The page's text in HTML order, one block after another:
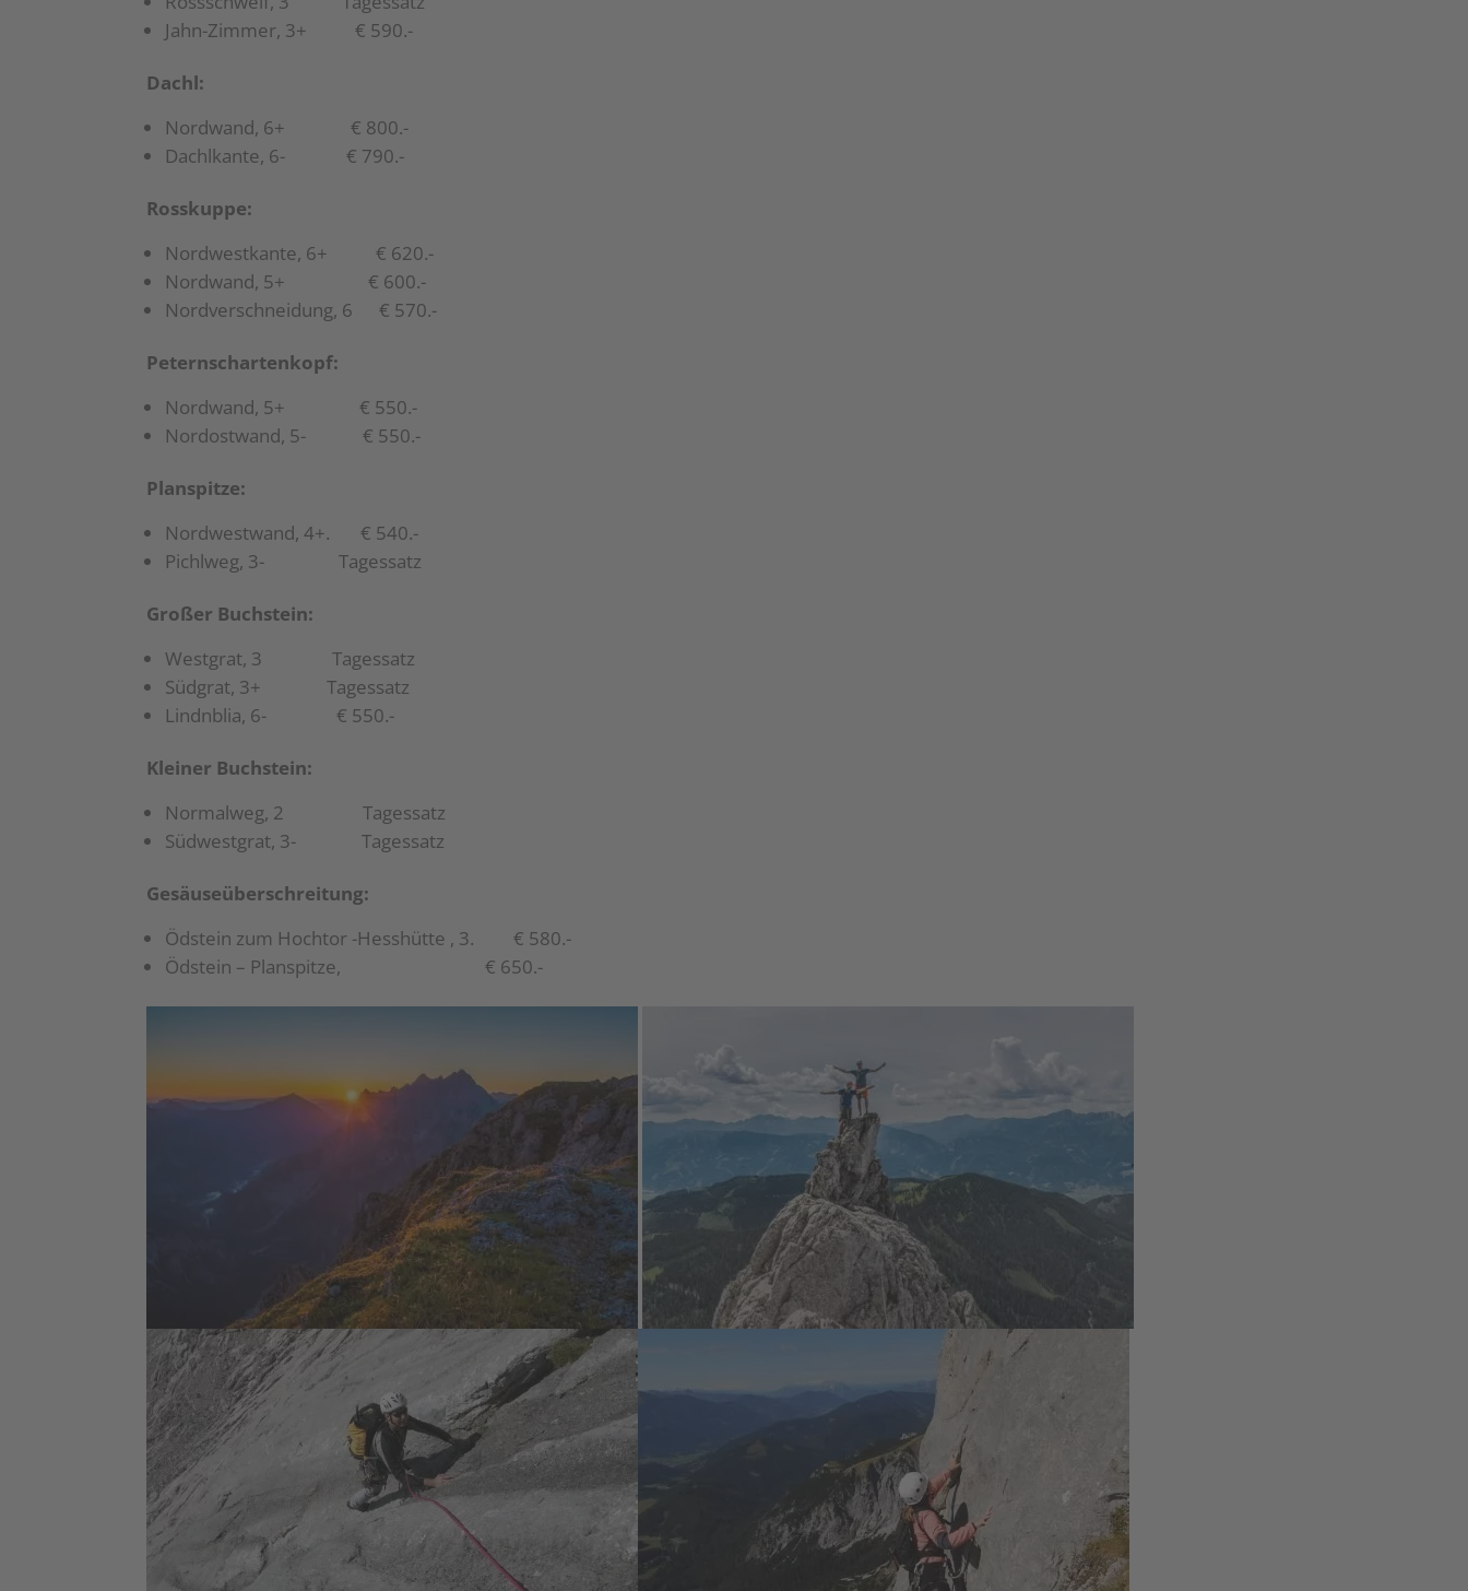
Jahn-Zimmer, 3+ € 590.-
Dachl:
Nordwand, 6+ € 800.-
Dachlkante, 6- € 790.-
Rosskuppe:
Nordwestkante, 6+ € 620.-
Nordwand, 5+ € 600.-
Nordverschneidung, 6 € 570.-
Peternschartenkopf:
Nordwand, 5+ € 550.-
Nordostwand, 5- € 550.-
Planspitze:
Nordwestwand, 4+. € 540.-
Pichlweg, 3- Tagessatz
Großer Buchstein:
Westgrat, 3 Tagessatz
Südgrat, 3+ Tagessatz
Lindnblia, 6- € 550.-
Kleiner Buchstein:
Normalweg, 2 Tagessatz
Südwestgrat, 3- Tagessatz
Gesäuseüberschreitung:
Ödstein zum Hochtor -Hesshütte , 3. € 580.-
Ödstein – Planspitze, € 650.-